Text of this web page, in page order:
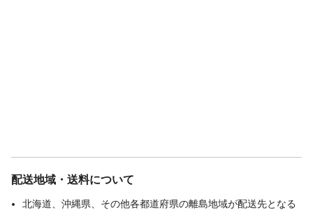
配送地域・送料について
北海道、沖縄県、その他各都道府県の離島地域が配送先となる